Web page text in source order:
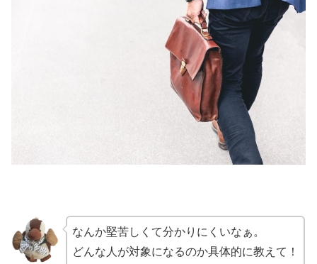
なんか堅苦しくて分かりにくいなぁ。
どんな人が対象になるのか具体的に教えて！